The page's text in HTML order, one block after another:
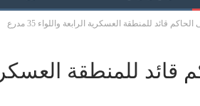
الحاكم قائد للمنطقة العسكرية الرابعة واللواء 35 مدرع
للمنطقة العسكرية